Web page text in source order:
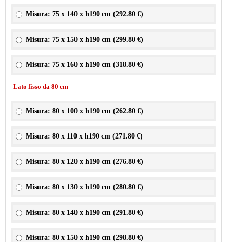
Misura: 75 x 140 x h190 cm (292.80 €)
Misura: 75 x 150 x h190 cm (299.80 €)
Misura: 75 x 160 x h190 cm (318.80 €)
Lato fisso da 80 cm
Misura: 80 x 100 x h190 cm (262.80 €)
Misura: 80 x 110 x h190 cm (271.80 €)
Misura: 80 x 120 x h190 cm (276.80 €)
Misura: 80 x 130 x h190 cm (280.80 €)
Misura: 80 x 140 x h190 cm (291.80 €)
Misura: 80 x 150 x h190 cm (298.80 €)